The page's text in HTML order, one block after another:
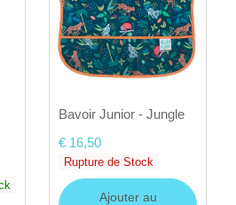
Bavoir Junior - Jungle
€ 16,50
Rupture de Stock
Ajouter au